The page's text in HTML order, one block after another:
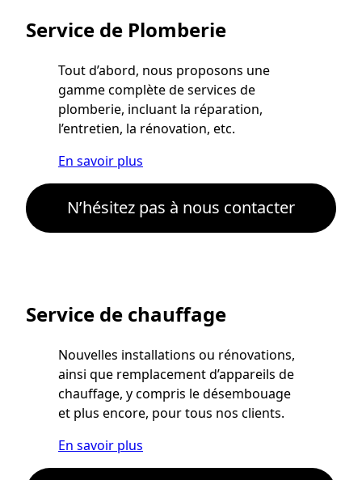
Service de Plomberie
Tout d’abord, nous proposons une
gamme complète de services de
plomberie, incluant la réparation,
l’entretien, la rénovation, etc.
En savoir plus
N’hésitez pas à nous contacter
Service de chauffage
Nouvelles installations ou rénovations,
ainsi que remplacement d’appareils de
chauffage, y compris le désembouage
et plus encore, pour tous nos clients.
En savoir plus